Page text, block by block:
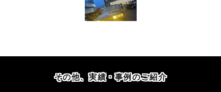
その他、実績・事例のご紹介